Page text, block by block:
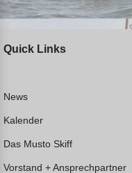
Quick Links
News
Kalender
Das Musto Skiff
Vorstand + Ansprechpartner